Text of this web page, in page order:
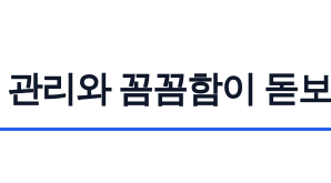
리와 꼼꼼함이 돋